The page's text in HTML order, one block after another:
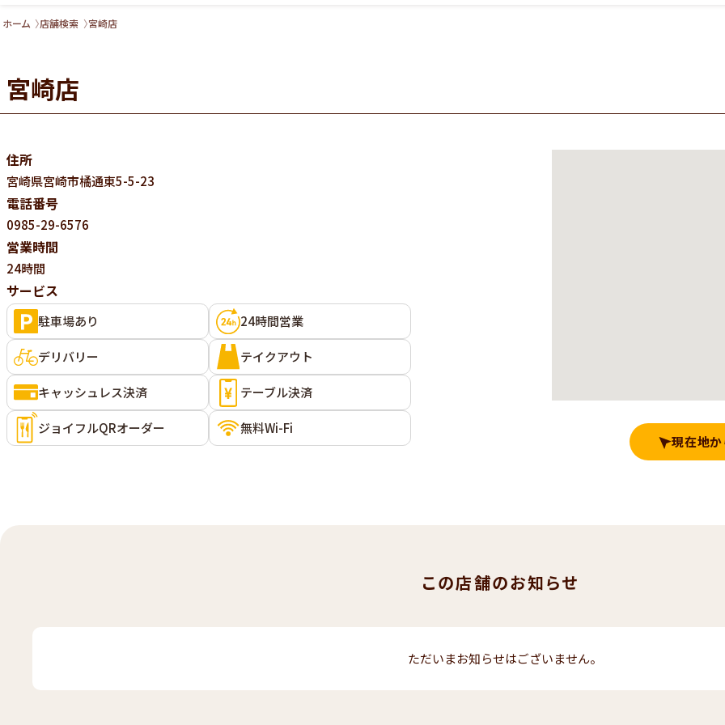
ホーム 店舗検索 宮崎店
宮崎店
住所
宮崎県宮崎市橘通東5-5-23
電話番号
0985-29-6576
営業時間
24時間
サービス
駐車場あり 24時間営業
デリバリー テイクアウト
キャッシュレス決済 テーブル決済
ジョイフルQRオーダー
無料Wi-Fi
現在地
この店舗のお知らせ
ただいまお知らせはございません。